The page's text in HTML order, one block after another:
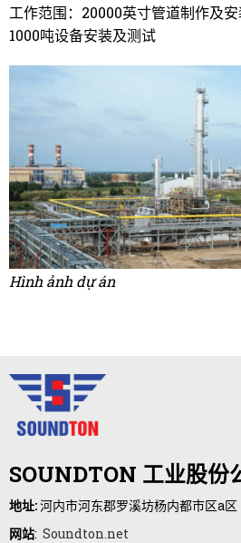
工作范围：20000英寸管道制作及安
1000吨设备安装及测试
Hình ảnh dự án
SOUNDTON 工业股份
地址:河内市河东郡罗溪坊杨内都市区a
网站: Soundton.net